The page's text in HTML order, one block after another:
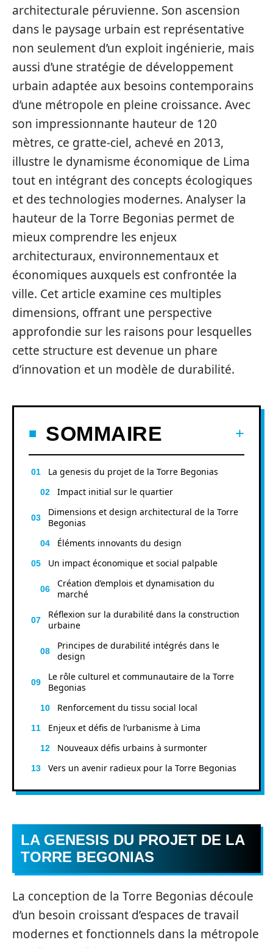
architecturale péruvienne. Son ascension
dans le paysage urbain est représentative
non seulement d’un exploit ingénierie, mais
aussi d’une stratégie de développement
urbain adaptée aux besoins contemporains
d’une métropole en pleine croissance. Avec
son impressionnante hauteur de 120
mètres, ce gratte-ciel, achevé en 2013,
illustre le dynamisme économique de Lima
tout en intégrant des concepts écologiques
et des technologies modernes. Analyser la
hauteur de la Torre Begonias permet de
mieux comprendre les enjeux
architecturaux, environnementaux et
économiques auxquels est confrontée la
ville. Cet article examine ces multiples
dimensions, offrant une perspective
approfondie sur les raisons pour lesquelles
cette structure est devenue un phare
d’innovation et un modèle de durabilité.
SOMMAIRE
La genesis du projet de la Torre Begonias
Impact initial sur le quartier
Dimensions et design architectural de la Torre
Begonias
Éléments innovants du design
Un impact économique et social palpable
Création d’emplois et dynamisation du
marché
Réflexion sur la durabilité dans la construction
urbaine
Principes de durabilité intégrés dans le
design
Le rôle culturel et communautaire de la Torre
Begonias
Renforcement du tissu social local
Enjeux et défis de l’urbanisme à Lima
Nouveaux défis urbains à surmonter
Vers un avenir radieux pour la Torre Begonias
LA GENESIS DU PROJET DE LA
TORRE BEGONIAS
La conception de la Torre Begonias découle
d’un besoin croissant d’espaces de travail
modernes et fonctionnels dans la métropole